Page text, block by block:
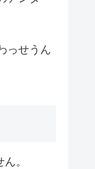
っせうん
。